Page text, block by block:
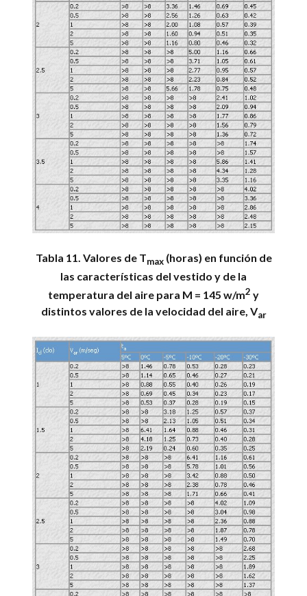
Tabla 11. Valores de Tmax(horas) en función de
las características del vestido y de la
temperatura del aire para M = 145 w/m2 y
distintos valores de la velocidad del aire, Var